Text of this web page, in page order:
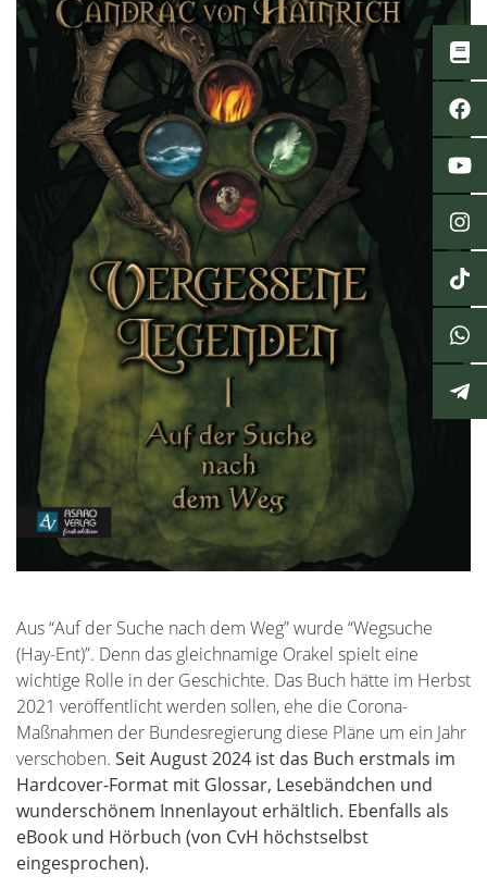
Aus “Auf der Suche nach dem Weg” wurde “Wegsuche
(Hay-Ent)”. Denn das gleichnamige Orakel spielt eine
wichtige Rolle in der Geschichte. Das Buch hätte im Herbst
2021 veröffentlicht werden sollen, ehe die Corona-
Maßnahmen der Bundesregierung diese Pläne um ein Jahr
verschoben. Seit August 2024 ist das Buch erstmals im
Hardcover-Format mit Glossar, Lesebändchen und
wunderschönem Innenlayout erhältlich. Ebenfalls als
eBook und Hörbuch (von CvH höchstselbst
eingesprochen).